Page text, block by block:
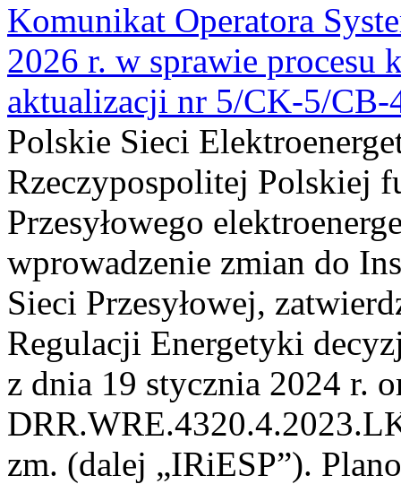
Komunikat Operatora
2026 r. w sprawie
aktualizacji nr 5/CK-5/CB-
Polskie Sieci
Rzeczypospolitej Polskiej
Przesyłowego
wprowadzenie zmian do
Sieci Przesyłowej,
Regulacji Energetyki
z dnia 19 stycznia 2024 r.
zm. (dalej „IRiESP”).